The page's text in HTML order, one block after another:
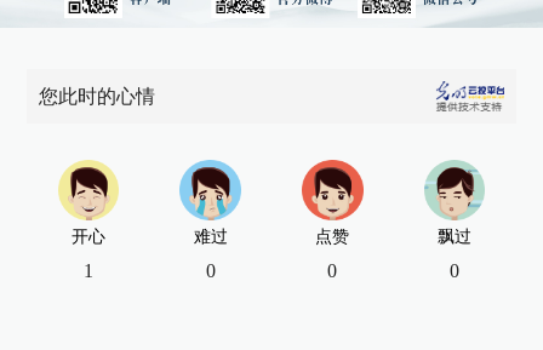
您此时的心情
开心
1
难过
0
点赞
0
飘过
0